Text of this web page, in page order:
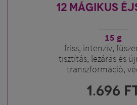
12 MÁGIKUS
15 g
friss, intenzív,
tisztítás, lezárás és
transzformáció,
1.696